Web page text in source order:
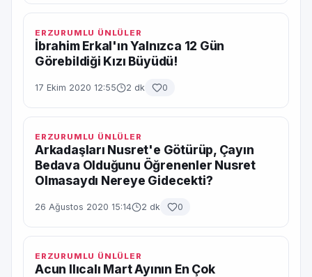
ERZURUMLU ÜNLÜLER
İbrahim Erkal'ın Yalnızca 12 Gün
Görebildiği Kızı Büyüdü!
17 Ekim 2020 12:55 2 dk 0
ERZURUMLU ÜNLÜLER
Arkadaşları Nusret'e Götürüp, Çayın
Bedava Olduğunu Öğrenenler Nusret
Olmasaydı Nereye Gidecekti?
26 Ağustos 2020 15:14 2 dk 0
ERZURUMLU ÜNLÜLER
Acun Ilıcalı Mart Ayının En Çok